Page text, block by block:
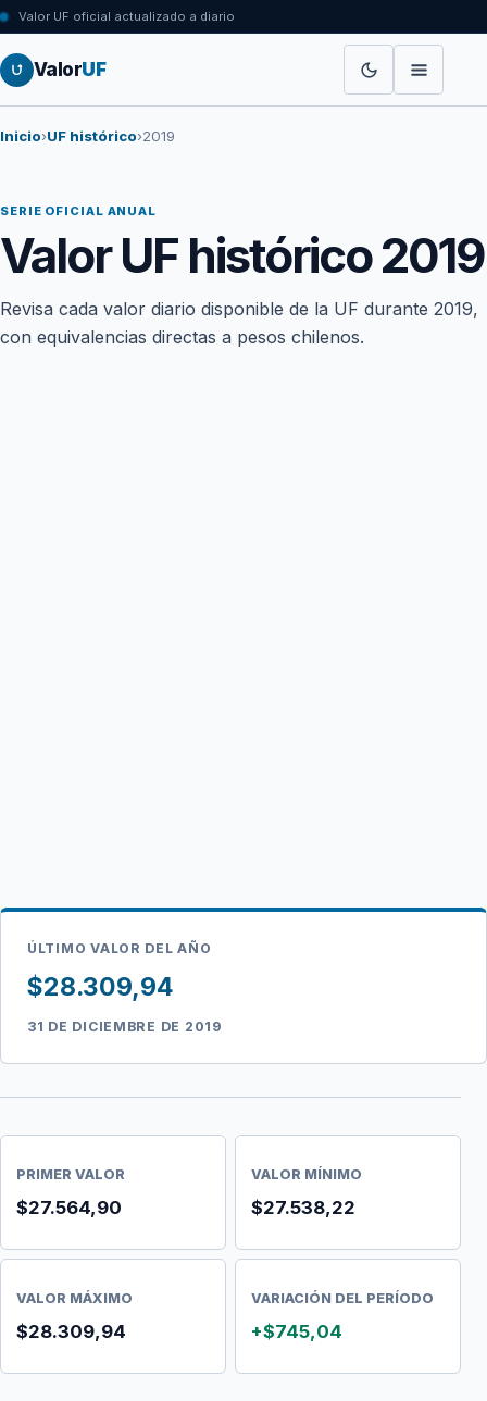
Valor UF oficial actualizado a diario
ValorUF
Inicio›UF histórico›2019
SERIE OFICIAL ANUAL
Valor UF histórico 2019
Revisa cada valor diario disponible de la UF durante 2019,
con equivalencias directas a pesos chilenos.
ÚLTIMO VALOR DEL AÑO
$28.309,94
31 DE DICIEMBRE DE 2019
PRIMER VALOR
$27.564,90
VALOR MÍNIMO
$27.538,22
VALOR MÁXIMO
$28.309,94
VARIACIÓN DEL PERÍODO
+$745,04